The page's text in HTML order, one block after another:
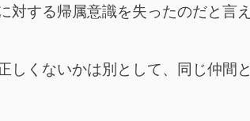
対する帰属意識を失ったのだと言え
しくないかは別として、同じ仲間